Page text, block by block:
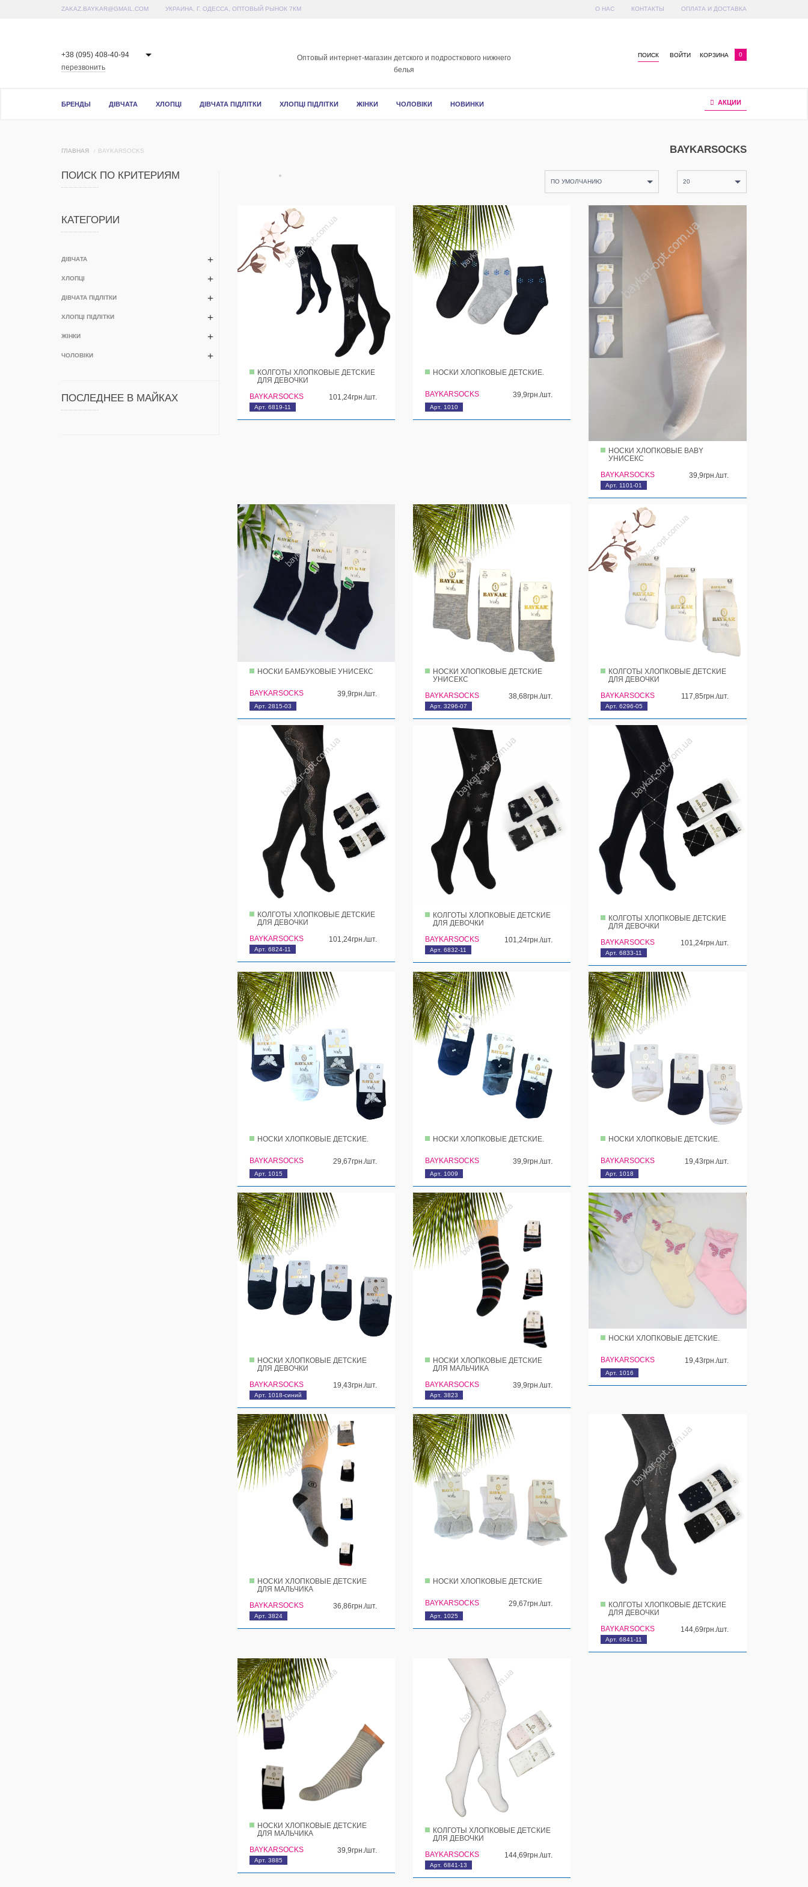
ZAKAZ.BAYKAR@GMAIL.COM УКРАИНА, Г. ОДЕССА, ОПТОВЫЙ РЫНОК 7КМ О НАС КОНТАКТЫ ОПЛАТА И ДОСТАВКА
+38 (095) 408-40-94
перезвонить
Оптовый интернет-магазин детского и подросткового нижнего
белья
ПОИСК ВОЙТИ КОРЗИНА 0
БРЕНДЫ ДІВЧАТА ХЛОПЦІ ДІВЧАТА ПІДЛІТКИ ХЛОПЦІ ПІДЛІТКИ ЖІНКИ ЧОЛОВІКИ НОВИНКИ АКЦИИ
ГЛАВНАЯ BAYKARSOCKS BAYKARSOCKS
ПОИСК ПО КРИТЕРИЯМ
КАТЕГОРИИ
ДІВЧАТА
ХЛОПЦІ
ДІВЧАТА ПІДЛІТКИ
ХЛОПЦІ ПІДЛІТКИ
ЖІНКИ
ЧОЛОВІКИ
ПОСЛЕДНЕЕ В МАЙКАХ
ПО УМОЛЧАНИЮ 20
Арт. 6819-11
КОЛГОТЫ ХЛОПКОВЫЕ ДЕТСКИЕ
ДЛЯ ДЕВОЧКИ
BAYKARSOCKS
101,24грн./шт.
Арт. 1010
НОСКИ ХЛОПКОВЫЕ ДЕТСКИЕ.
BAYKARSOCKS 39,9грн./шт.
Арт. 1101-01
НОСКИ ХЛОПКОВЫЕ BABY
УНИСЕКС
BAYKARSOCKS
39,9грн./шт.
Арт. 2815-03
НОСКИ БАМБУКОВЫЕ УНИСЕКС
BAYKARSOCKS 39,9грн./шт.
Арт. 3296-07
НОСКИ ХЛОПКОВЫЕ ДЕТСКИЕ
УНИСЕКС
BAYKARSOCKS
38,68грн./шт.
Арт. 6296-05
КОЛГОТЫ ХЛОПКОВЫЕ ДЕТСКИЕ
ДЛЯ ДЕВОЧКИ
BAYKARSOCKS
117,85грн./шт.
Арт. 6824-11
КОЛГОТЫ ХЛОПКОВЫЕ ДЕТСКИЕ
ДЛЯ ДЕВОЧКИ
BAYKARSOCKS
101,24грн./шт.
Арт. 6832-11
КОЛГОТЫ ХЛОПКОВЫЕ ДЕТСКИЕ
ДЛЯ ДЕВОЧКИ
BAYKARSOCKS
101,24грн./шт.
Арт. 6833-11
КОЛГОТЫ ХЛОПКОВЫЕ ДЕТСКИЕ
ДЛЯ ДЕВОЧКИ
BAYKARSOCKS
101,24грн./шт.
Арт. 1015
НОСКИ ХЛОПКОВЫЕ ДЕТСКИЕ.
BAYKARSOCKS 29,67грн./шт.
Арт. 1009
НОСКИ ХЛОПКОВЫЕ ДЕТСКИЕ.
BAYKARSOCKS 39,9грн./шт.
Арт. 1018
НОСКИ ХЛОПКОВЫЕ ДЕТСКИЕ.
BAYKARSOCKS 19,43грн./шт.
Арт. 1018-синий
НОСКИ ХЛОПКОВЫЕ ДЕТСКИЕ
ДЛЯ ДЕВОЧКИ
BAYKARSOCKS
19,43грн./шт.
Арт. 3823
НОСКИ ХЛОПКОВЫЕ ДЕТСКИЕ
ДЛЯ МАЛЬЧИКА
BAYKARSOCKS
39,9грн./шт.
Арт. 1016
НОСКИ ХЛОПКОВЫЕ ДЕТСКИЕ.
BAYKARSOCKS 19,43грн./шт.
Арт. 3824
НОСКИ ХЛОПКОВЫЕ ДЕТСКИЕ
ДЛЯ МАЛЬЧИКА
BAYKARSOCKS
36,86грн./шт.
Арт. 1025
НОСКИ ХЛОПКОВЫЕ ДЕТСКИЕ
BAYKARSOCKS 29,67грн./шт.
Арт. 6841-11
КОЛГОТЫ ХЛОПКОВЫЕ ДЕТСКИЕ
ДЛЯ ДЕВОЧКИ
BAYKARSOCKS
144,69грн./шт.
Арт. 3885
НОСКИ ХЛОПКОВЫЕ ДЕТСКИЕ
ДЛЯ МАЛЬЧИКА
BAYKARSOCKS
39,9грн./шт.
Арт. 6841-13
КОЛГОТЫ ХЛОПКОВЫЕ ДЕТСКИЕ
ДЛЯ ДЕВОЧКИ
BAYKARSOCKS
144,69грн./шт.